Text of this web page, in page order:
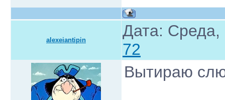
alexeiantipin
Дата:
72
Вытираю